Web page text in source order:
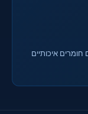
איכותיים